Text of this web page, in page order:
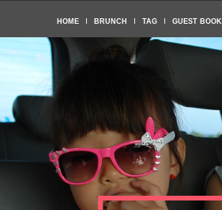
HOME BRUNCH TAG GUEST BOOK